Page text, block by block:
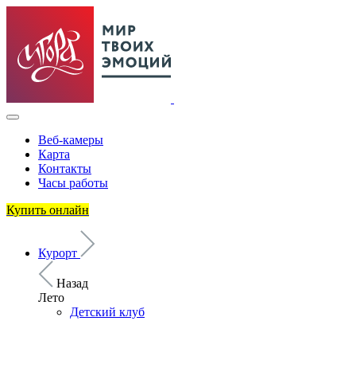
Веб-камеры
Карта
Контакты
Часы работы
Купить онлайн
Курорт
Назад
Лето
Детский клуб